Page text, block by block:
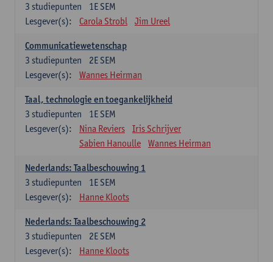
1E SEM
3 studiepunten
Lesgever(s):
Carola Strobl Jim Ureel
Communicatiewetenschap
2E SEM
3 studiepunten
Lesgever(s):
Wannes Heirman
Taal, technologie en toegankelijkheid
1E SEM
3 studiepunten
Lesgever(s):
Nina Reviers
Iris Schrijver
Sabien Hanoulle
Wannes Heirman
Nederlands: Taalbeschouwing 1
1E SEM
3 studiepunten
Lesgever(s):
Hanne Kloots
Nederlands: Taalbeschouwing 2
2E SEM
3 studiepunten
Lesgever(s):
Hanne Kloots